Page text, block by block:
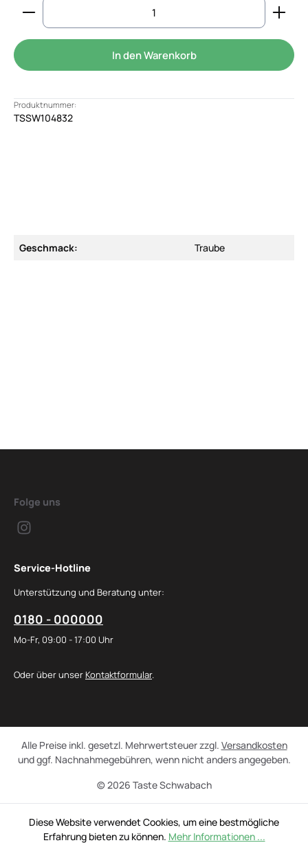
Produkt Anzahl: Gib den gewünschten Wert
In den Warenkorb
Produktnummer:
TSSW104832
Geschmack: Traube
Folge uns
Service-Hotline
Unterstützung und Beratung unter:
0180 - 000000
Mo-Fr, 09:00 - 17:00 Uhr
Oder über unser Kontaktformular.
© 2026 Taste Schwabach
Alle Preise inkl. gesetzl. Mehrwertsteuer zzgl. Versandkosten
und ggf. Nachnahmegebühren, wenn nicht anders angegeben.
Diese Website verwendet Cookies, um eine bestmögliche
Erfahrung bieten zu können. Mehr Informationen ...